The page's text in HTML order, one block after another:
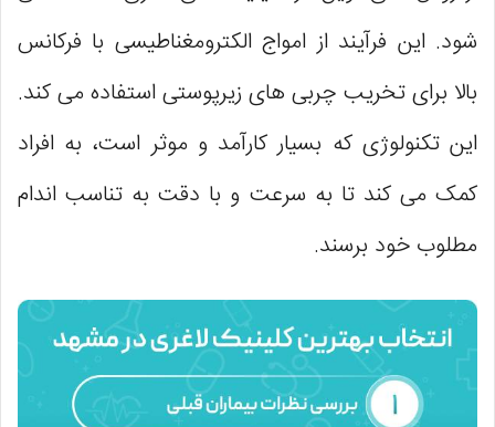
شود. این فرآیند از امواج الکترومغناطیسی با فرکانس
بالا برای تخریب چربی‌ های زیرپوستی استفاده می‌ کند.
این تکنولوژی که بسیار کارآمد و موثر است، به افراد
کمک می‌ کند تا به سرعت و با دقت به تناسب اندام
مطلوب خود برسند.